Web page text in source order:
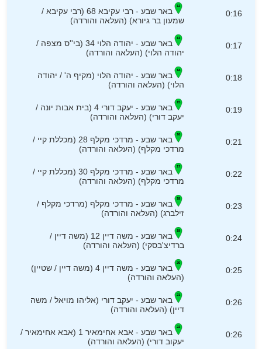
0:16
באר שבע - רבי עקיבא 68 (רבי עקיבא /
שמעון בר גיורא) (העלאה והורדה)
0:17
באר שבע - יהודה הלוי 34 (בי''ס מצפה /
יהודה הלוי) (העלאה והורדה)
0:18
באר שבע - יהודה הלוי (מקיף ה' / יהודה
הלוי) (העלאה והורדה)
0:19
באר שבע - יעקב דורי 4 (בית אבות יונה /
יעקב דורי) (העלאה והורדה)
0:21
באר שבע - מרדכי מקלף 28 (מכללת קיי /
מרדכי מקלף) (העלאה והורדה)
0:22
באר שבע - מרדכי מקלף 30 (מכללת קיי /
מרדכי מקלף) (העלאה והורדה)
0:23
באר שבע - מרדכי מקלף (מרדכי מקלף /
זילברג) (העלאה והורדה)
0:24
באר שבע - משה דיין 12 (משה דיין /
ברדיצ'בסקי) (העלאה והורדה)
0:25
באר שבע - משה דיין 4 (משה דיין / שטיין)
(העלאה והורדה)
0:26
באר שבע - יעקב דורי (אליהו מויאל / משה
דיין) (העלאה והורדה)
0:26
באר שבע - אבא אחימאיר 1 (אבא אחימאיר /
יעקוב דורי) (העלאה והורדה)